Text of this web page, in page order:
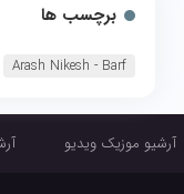
برچسب ها
Arash Nikesh - Barf
آرشیو موزیک ویدیو